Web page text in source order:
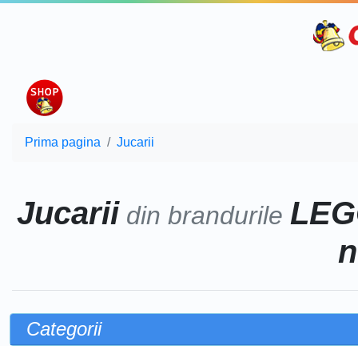
Prima pagina Jucarii
Jucariidin brandurile
Categorii